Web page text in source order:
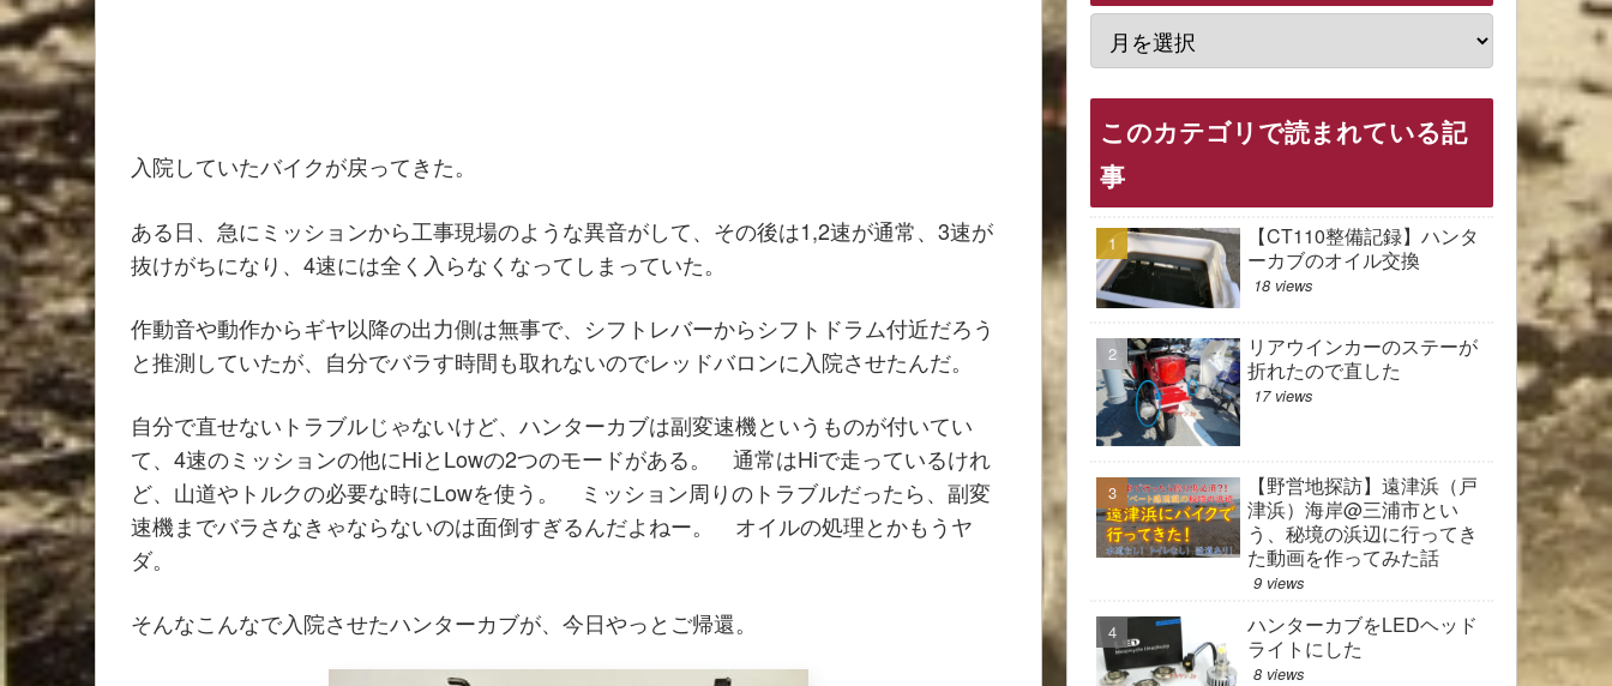
入院していたバイクが戻ってきた。
ある日、急にミッションから工事現場のような異音がして、その後は1,2速が通常、3速が
抜けがちになり、4速には全く入らなくなってしまっていた。
作動音や動作からギヤ以降の出力側は無事で、シフトレバーからシフトドラム付近だろう
と推測していたが、自分でバラす時間も取れないのでレッドバロンに入院させたんだ。
自分で直せないトラブルじゃないけど、ハンターカブは副変速機というものが付いてい
て、4速のミッションの他にHiとLowの2つのモードがある。 通常はHiで走っているけれ
ど、山道やトルクの必要な時にLowを使う。 ミッション周りのトラブルだったら、副変
速機までバラさなきゃならないのは面倒すぎるんだよねー。 オイルの処理とかもうヤ
ダ。
そんなこんなで入院させたハンターカブが、今日やっとご帰還。
このカテゴリで読まれている記
事
【CT110整備記録】ハンタ
ーカブのオイル交換
18 views
リアウインカーのステーが
折れたので直した
17 views
【野営地探訪】遠津浜（戸
津浜）海岸@三浦市とい
う、秘境の浜辺に行ってき
た動画を作ってみた話
9 views
ハンターカブをLEDヘッド
ライトにした
8 views